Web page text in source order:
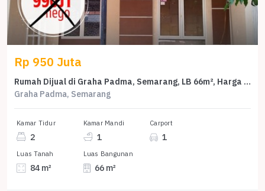
Rp 950 Juta
Rumah Dijual di Graha Padma, Semarang, LB 66m², Harga Terbaik!
Graha Padma, Semarang
Kamar Tidur
2
Kamar Mandi
1
Carport
1
Luas Tanah
84 m²
Luas Bangunan
66 m²